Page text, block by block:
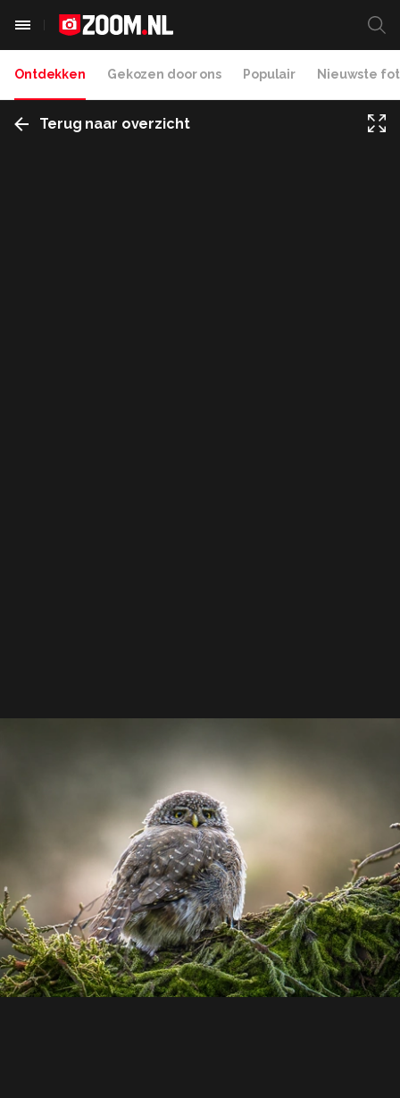
Ontdekken Gekozen door ons Populair Nieuwste
Terug naar overzicht